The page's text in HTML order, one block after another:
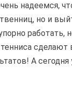
надеемся,
но и
работать,
А